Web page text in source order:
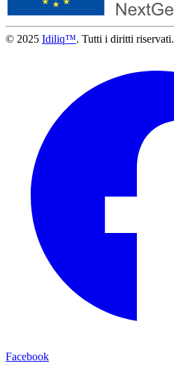
© 2025 Idiliq™. Tutti i diritti riservati.
Facebook